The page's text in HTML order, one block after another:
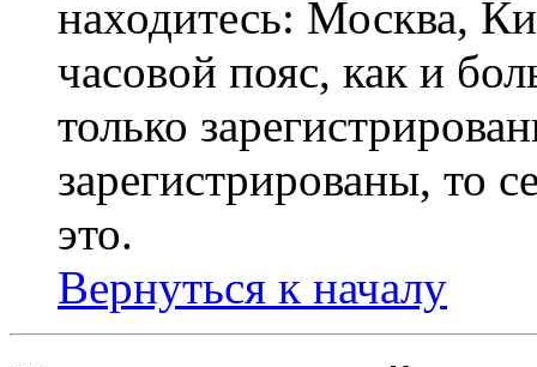
находитесь: Москва,
часовой пояс, как и
только
зарегистрированы, то
это.
Вернуться к началу